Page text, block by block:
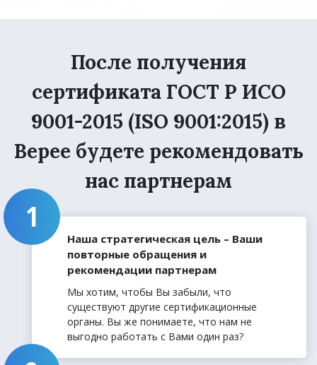
После получения
сертификата ГОСТ Р ИСО
9001-2015 (ISO 9001:2015) в
Верее будете рекомендовать
нас партнерам
Наша стратегическая цель – Ваши
повторные обращения и
рекомендации партнерам
Мы хотим, чтобы Вы забыли, что
существуют другие сертификационные
органы. Вы же понимаете, что нам не
выгодно работать с Вами один раз?